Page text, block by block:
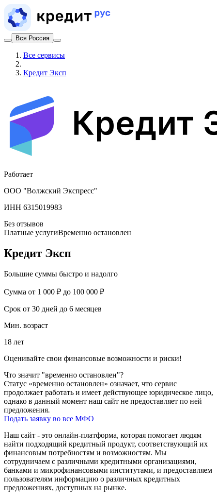
Вся Россия
Все сервисы
Кредит Эксп
Работает
ООО "Волжский Экспресс"
ИНН 6315019983
Без отзывов
Платные услугиВременно остановлен
Кредит Эксп
Большие суммы быстро и надолго
Сумма от 1 000 ₽ до 100 000 ₽
Срок от 30 дней до 6 месяцев
Мин. возраст
18 лет
Оценивайте свои финансовые возможности и риски!
Что значит "временно остановлен"?
Статус «временно остановлен» означает, что сервис
продолжает работать и имеет действующее юридическое лицо,
однако в данный момент наш сайт не предоставляет по ней
предложения.
Подать заявку во все МФО
Наш сайт - это онлайн-платформа, которая помогает людям
найти подходящий кредитный продукт, соответствующий их
финансовым потребностям и возможностям. Мы
сотрудничаем с различными кредитными организациями,
банками и микрофинансовыми институтами, и предоставляем
пользователям информацию о различных кредитных
предложениях, доступных на рынке.